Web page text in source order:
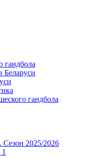
гандбола
Беларуси
гандбола
Сезон 2025/2026